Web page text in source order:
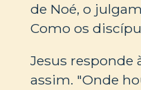
de Noé, o
Como os
Jesus responde
assim. "Onde